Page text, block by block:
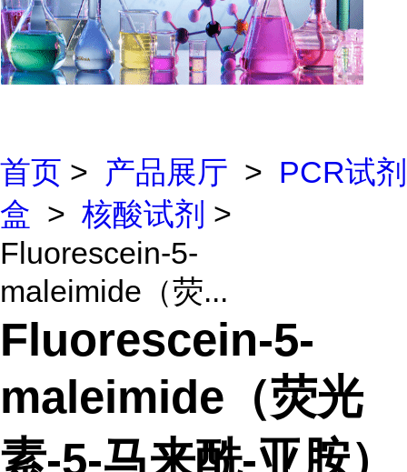
首页 > 产品展厅 > PCR试剂
盒 > 核酸试剂 >
Fluorescein-5-
maleimide（荧...
Fluorescein-5-
maleimide（荧光
素-5-马来酰-亚胺）